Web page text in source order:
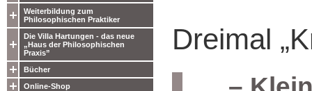
Weiterbildung zum
Philosophischen Praktiker
Die Villa Hartungen - das neue
„Haus der Philosophischen
Praxis”
Bücher
Online-Shop
Dreimal